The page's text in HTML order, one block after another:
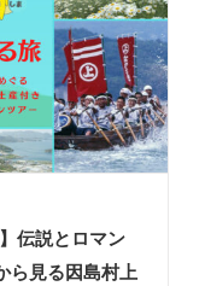
伝説とロマン
ら見る因島村上